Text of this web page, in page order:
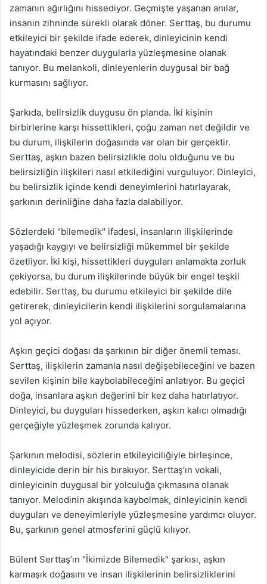
zamanın ağırlığını hissediyor. Geçmişte yaşanan anılar,
insanın zihninde sürekli olarak döner. Serttaş, bu durumu
etkileyici bir şekilde ifade ederek, dinleyicinin kendi
hayatındaki benzer duygularla yüzleşmesine olanak
tanıyor. Bu melankoli, dinleyenlerin duygusal bir bağ
kurmasını sağlıyor.
Şarkıda, belirsizlik duygusu ön planda. İki kişinin
birbirlerine karşı hissettikleri, çoğu zaman net değildir ve
bu durum, ilişkilerin doğasında var olan bir gerçektir.
Serttaş, aşkın bazen belirsizlikle dolu olduğunu ve bu
belirsizliğin ilişkileri nasıl etkilediğini vurguluyor. Dinleyici,
bu belirsizlik içinde kendi deneyimlerini hatırlayarak,
şarkının derinliğine daha fazla dalabiliyor.
Sözlerdeki "bilemedik" ifadesi, insanların ilişkilerinde
yaşadığı kaygıyı ve belirsizliği mükemmel bir şekilde
özetliyor. İki kişi, hissettikleri duyguları anlamakta zorluk
çekiyorsa, bu durum ilişkilerinde büyük bir engel teşkil
edebilir. Serttaş, bu durumu etkileyici bir şekilde dile
getirerek, dinleyicilerin kendi ilişkilerini sorgulamalarına
yol açıyor.
Aşkın geçici doğası da şarkının bir diğer önemli teması.
Serttaş, ilişkilerin zamanla nasıl değişebileceğini ve bazen
sevilen kişinin bile kaybolabileceğini anlatıyor. Bu geçici
doğa, insanlara aşkın değerini bir kez daha hatırlatıyor.
Dinleyici, bu duyguları hissederken, aşkın kalıcı olmadığı
gerçeğiyle yüzleşmek zorunda kalıyor.
Şarkının melodisi, sözlerin etkileyiciliğiyle birleşince,
dinleyicide derin bir his bırakıyor. Serttaş’ın vokali,
dinleyicinin duygusal bir yolculuğa çıkmasına olanak
tanıyor. Melodinin akışında kaybolmak, dinleyicinin kendi
duyguları ve deneyimleriyle yüzleşmesine yardımcı oluyor.
Bu, şarkının genel atmosferini güçlü kılıyor.
Bülent Serttaş’ın "İkimizde Bilemedik" şarkısı, aşkın
karmaşık doğasını ve insan ilişkilerinin belirsizliklerini